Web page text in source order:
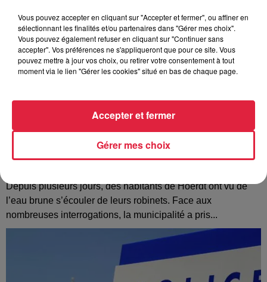
Depuis plusieurs jours, des habitants de Hoerdt ont vu de
l’eau brune s’écouler de leurs robinets. Face aux
nombreuses interrogations, la municipalité a pris...
Vous pouvez accepter en cliquant sur "Accepter et fermer", ou affiner en
sélectionnant les finalités et/ou partenaires dans "Gérer mes choix".
Vous pouvez également refuser en cliquant sur "Continuer sans
accepter". Vos préférences ne s'appliqueront que pour ce site. Vous
pouvez mettre à jour vos choix, ou retirer votre consentement à tout
moment via le lien "Gérer les cookies" situé en bas de chaque page.
Gérer mes choix
Accepter et fermer